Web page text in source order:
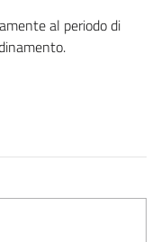
al periodo di